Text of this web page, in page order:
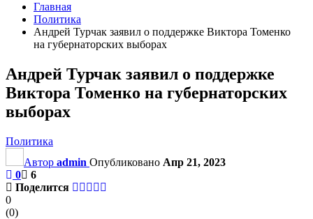
Главная
Политика
Андрей Турчак заявил о поддержке Виктора Томенко
на губернаторских выборах
Андрей Турчак заявил о поддержке
Виктора Томенко на губернаторских
выборах
Политика
Автор admin Опубликовано Апр 21, 2023
0
6
Поделится
0
(0)